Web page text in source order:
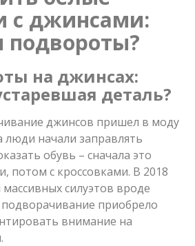
с джинсами:
на джинсах:
деталь?
джинсов пришел в моду
люди начали заправлять
обувь – сначала это
потом с кроссовками. В 2018
силуэтов вроде
приобрело
внимание на